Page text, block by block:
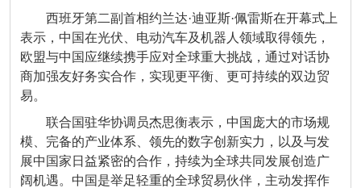
西班牙第二副首相约兰达·迪亚斯·佩雷斯在开幕式上
表示，中国在光伏、电动汽车及机器人领域取得领先，
欧盟与中国应继续携手应对全球重大挑战，通过对话协
商加强友好务实合作，实现更平衡、更可持续的双边贸
易。
联合国驻华协调员杰思衡表示，中国庞大的市场规
模、完备的产业体系、领先的数字创新实力，以及与发
展中国家日益紧密的合作，持续为全球共同发展创造广
阔机遇。中国是举足轻重的全球贸易伙伴，主动发挥作